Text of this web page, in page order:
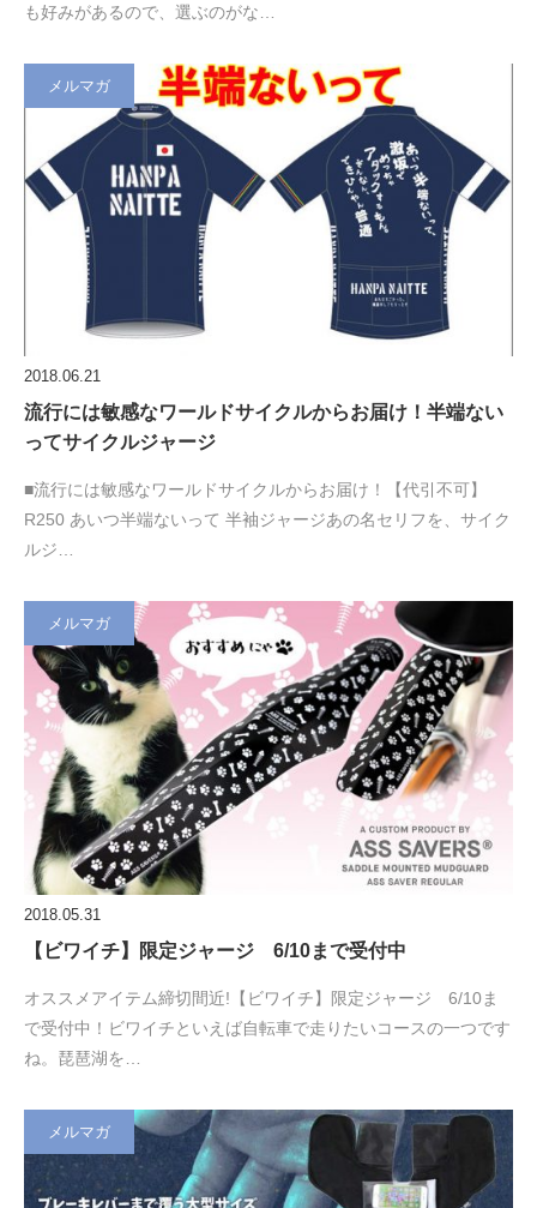
も好みがあるので、選ぶのがな…
メルマガ
2018.06.21
流行には敏感なワールドサイクルからお届け！半端ない
ってサイクルジャージ
■流行には敏感なワールドサイクルからお届け！【代引不可】
R250 あいつ半端ないって 半袖ジャージあの名セリフを、サイク
ルジ…
メルマガ
2018.05.31
【ビワイチ】限定ジャージ 6/10まで受付中
オススメアイテム締切間近!【ビワイチ】限定ジャージ 6/10ま
で受付中！ビワイチといえば自転車で走りたいコースの一つです
ね。琵琶湖を…
メルマガ